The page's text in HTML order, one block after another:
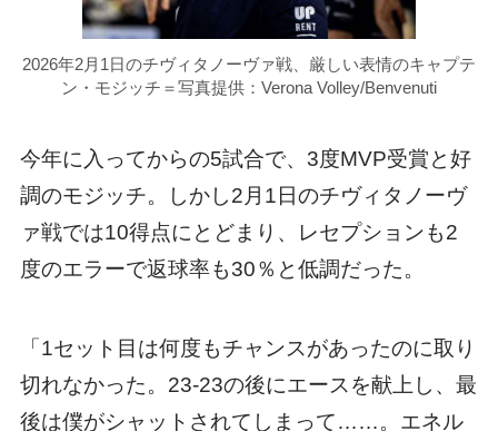
2026年2月1日のチヴィタノーヴァ戦、厳しい表情のキャプテ
ン・モジッチ＝写真提供：Verona Volley/Benvenuti
今年に入ってからの5試合で、3度MVP受賞と好
調のモジッチ。しかし2月1日のチヴィタノーヴ
ァ戦では10得点にとどまり、レセプションも2
度のエラーで返球率も30％と低調だった。
「1セット目は何度もチャンスがあったのに取り
切れなかった。23-23の後にエースを献上し、最
後は僕がシャットされてしまって……。エネル